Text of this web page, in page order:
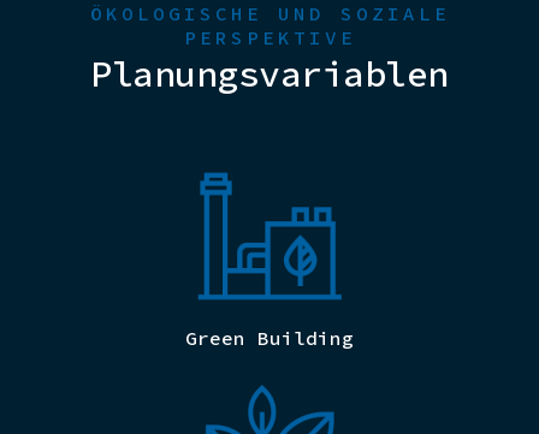
ÖKOLOGISCHE UND SOZIALE
PERSPEKTIVE
Planungsvariablen
Green Building